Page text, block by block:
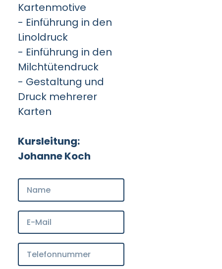
Kartenmotive
- Einführung in den
Linoldruck
- Einführung in den
Milchtütendruck
- Gestaltung und
Druck mehrerer
Karten
Kursleitung:
Johanne Koch